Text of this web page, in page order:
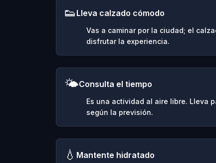
👟 Lleva calzado cómodo
Vas a caminar por la ciudad; el
disfrutar la experiencia.
🌤️Consulta el tiempo
Es una actividad al aire libre. Lleva
según la previsión.
💧 Mantente hidratado